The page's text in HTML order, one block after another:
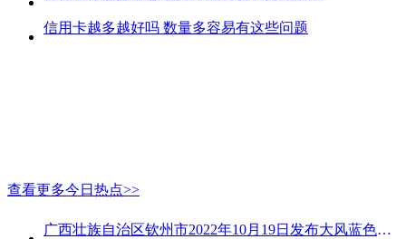
信用卡越多越好吗 数量多容易有这些问题
查看更多今日热点>>
广西壮族自治区钦州市2022年10月19日发布大风蓝色预警